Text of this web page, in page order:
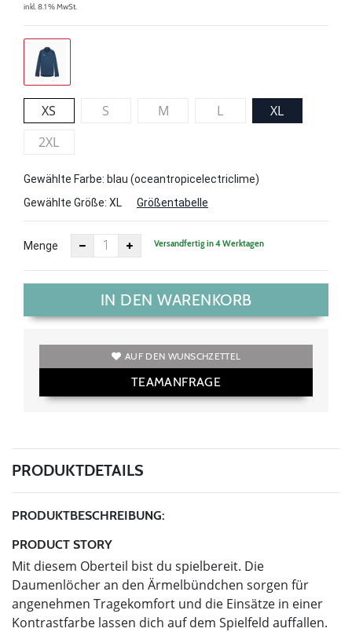
inkl. 8.1 % MwSt.
XS S M L
XL
2XL
Gewählte Farbe: blau (oceantropicelectriclime)
Gewählte Größe: XL Größentabelle
Menge Versandfertig in 4 Werktagen
IN DEN WARENKORB
AUF DEN WUNSCHZETTEL
TEAMANFRAGE
PRODUKTDETAILS
PRODUKTBESCHREIBUNG:
PRODUCT STORY
Mit diesem Oberteil bist du spielbereit. Die
Daumenlöcher an den Ärmelbündchen sorgen für
angenehmen Tragekomfort und die Einsätze in einer
Kontrastfarbe lassen dich auf dem Spielfeld auffallen.